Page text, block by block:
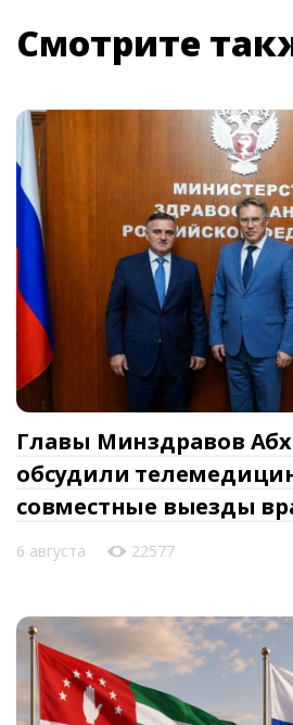
Смотрите
Главы Минздравов
обсудили
совместные выезды
6 августа 22577